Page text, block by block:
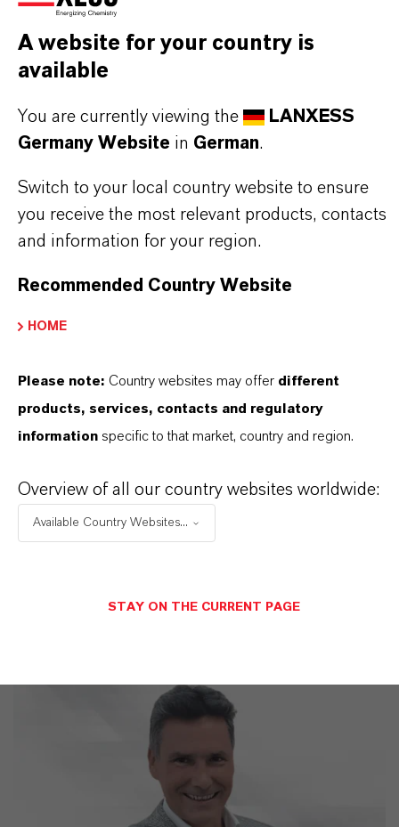
DARUMLANXESS!
wir weit mehr als nur hochwertige Produkte: Wir
stehen für Zuverlässigkeit, Innovationskraft und
partnerschaftliches Denken. Im Mittelpunkt
unseres Handelns stehen jedoch Sie: unsere
Kunden. Unsere Kunden profitieren von
und einem tiefen Verständnis ihrer Märkte. Hier
IM MITTELPUNKT STEHEN SIE: UNSERE
KUNDINNEN UND KUNDEN!
11 Gründe, warum LANXESS der richtige
Partner für Ihr Unternehmen ist
A website for your country is
available
You are currently viewing the
LANXESS
Germany Website in German.
Switch to your local country website to ensure
you receive the most relevant products, contacts
and information for your region.
Recommended Country Website
HOME
Please note: Country websites may offer different
products, services, contacts and regulatory
information specific to that market, country and region.
Overview of all our country websites worldwide:
Available Country Websites...
STAY ON THE CURRENT PAGE